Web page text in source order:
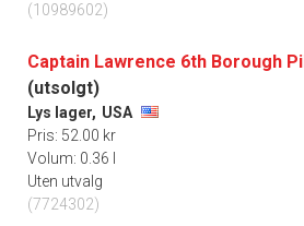
(10989602)
Captain Lawrence 6th Borough
(utsolgt)
Lys lager, USA
Pris: 52.00 kr
Volum: 0.36 l
Uten utvalg
(7724302)